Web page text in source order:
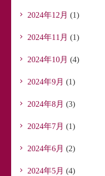
2024年12月 (1)
2024年11月 (1)
2024年10月 (4)
2024年9月 (1)
2024年8月 (3)
2024年7月 (1)
2024年6月 (2)
2024年5月 (4)